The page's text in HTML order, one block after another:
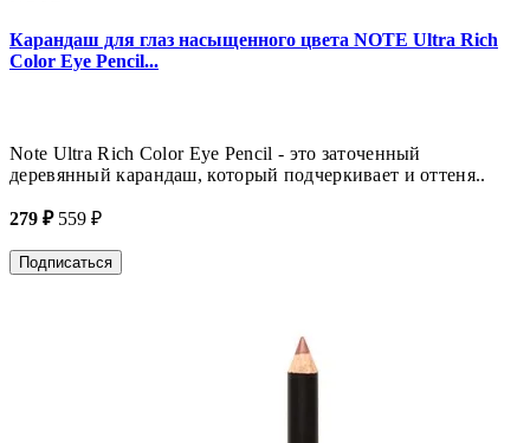
Карандаш для глаз насыщенного цвета NOTE Ultra Rich
Color Eye Pencil...
Note Ultra Rich Color Eye Pencil - это заточенный
деревянный карандаш, который подчеркивает и оттеня..
279 ₽ 559 ₽
Подписаться